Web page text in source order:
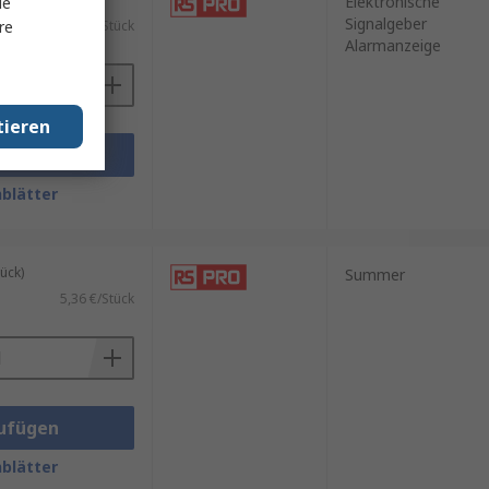
9,12 €/Stück
Signalgeber
Alarmanzeige
5,36 €/Stück
Summer